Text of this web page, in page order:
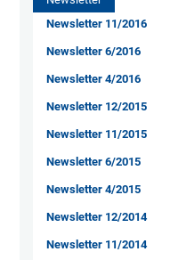
Newsletter 11/2016
Newsletter 6/2016
Newsletter 4/2016
Newsletter 12/2015
Newsletter 11/2015
Newsletter 6/2015
Newsletter 4/2015
Newsletter 12/2014
Newsletter 11/2014